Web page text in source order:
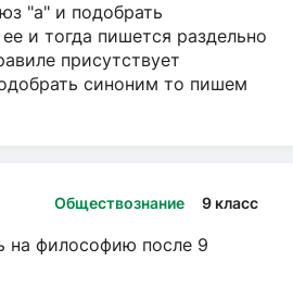
"а" и подобрать
и тогда пишется раздельно
присутствует
синоним то пишем
Обществознание 9 класс
на философию после 9